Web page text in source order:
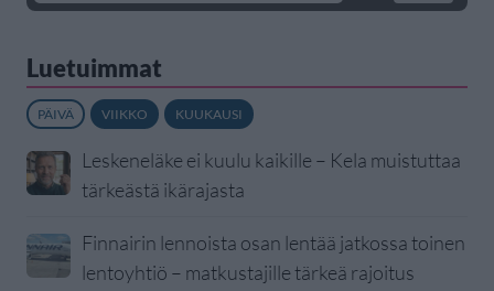
Luetuimmat
PÄIVÄ VIIKKO KUUKAUSI
Leskeneläke ei kuulu kaikille – Kela muistuttaa
tärkeästä ikärajasta
Finnairin lennoista osan lentää jatkossa toinen
lentoyhtiö – matkustajille tärkeä rajoitus